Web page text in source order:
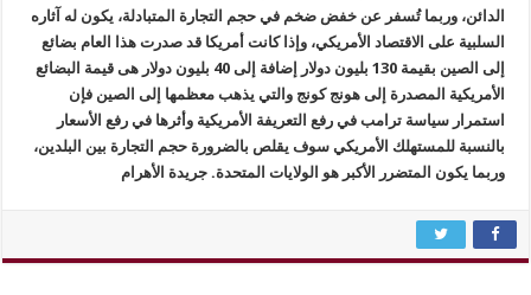
الدائن، وربما تُسفر عن خفض ضخم في حجم التجارة المتبادلة، يكون له آثاره
السلبية على الاقتصاد الأمريكي، وإذا كانت أمريكا قد صدرت هذا العام بضائع
إلى الصين بقيمة 130 بليون دولار إضافة إلى 40 بليون دولار هى قيمة البضائع
الأمريكية المصدرة إلى هونج كونج والتي يذهب معظمها إلى الصين فإن
استمرار سياسة ترامب في رفع التعريفة الأمريكية وأثرها في رفع الأسعار
بالنسبة للمستهلك الأمريكي سوف يقلص بالضرورة حجم التجارة بين البلدين،
وربما يكون المتضرر الأكبر هو الولايات المتحدة. جريدة الأهرام